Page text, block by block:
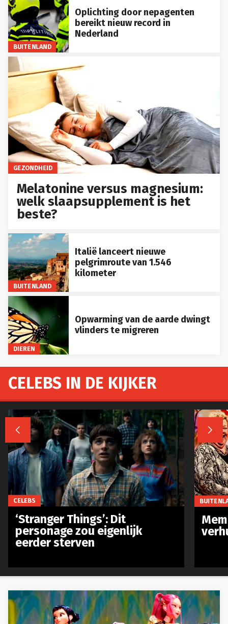
BUITENLAND
Oplichting door nepagenten
bereikt nieuw record in
Nederland
GEZONDHEID
Melatonine versus magnesium:
welk slaapsupplement is het
beste?
BUITENLAND
Italië lanceert nieuwe
pelgrimroute van 1.546
kilometer
DIEREN
Opwarming van de aarde dwingt
vlinders te migreren
CELEBS IN DE KIJKER
 
CELEBS
‘Stranger Things’: Dit
personage zou eigenlijk
eerder sterven